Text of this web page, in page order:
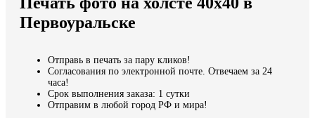
Продолжить без города
Первоуральске
Отправь в печать за пару кликов!
Согласования по электронной почте. Отвечаем за 24
часа!
Срок выполнения заказа: 1 сутки
Отправим в любой город РФ и мира!